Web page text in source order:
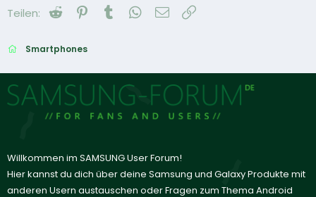
Teilen: Reddit Pinterest
Tumblr WhatsApp
E-Mail
Smartphones
Willkommen im SAMSUNG User Forum!
Hier kannst du dich über deine Samsung und Galaxy Produkte mit
anderen Usern austauschen oder Fragen zum Thema Android